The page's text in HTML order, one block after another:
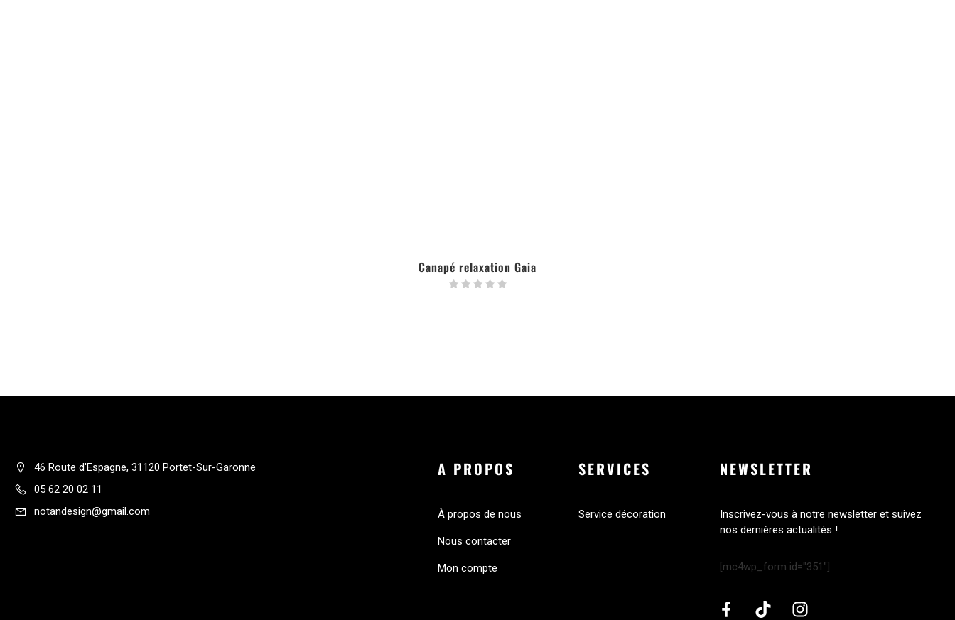
Canapé relaxation Gaia
46 Route d'Espagne, 31120 Portet-Sur-Garonne
05 62 20 02 11
notandesign@gmail.com
A PROPOS
À propos de nous
Nous contacter
Mon compte
SERVICES
Service décoration
NEWSLETTER
Inscrivez-vous à notre newsletter et suivez
nos dernières actualités !
[mc4wp_form id="351"]